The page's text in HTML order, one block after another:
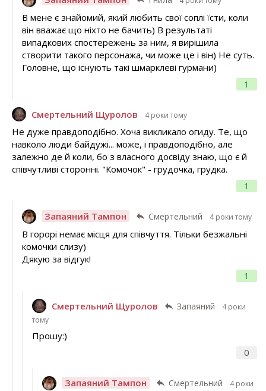
1
В мене є знайомий, який любить свої соплі їсти, коли
він вважає що ніхто не бачить) В результаті
випадкових спостережень за ним, я вирішила
створити такого персонажа, чи може це і він) Не суть.
Головне, що існують такі шмарклеві гурмани)
Смертельний Щуролов 4 роки тому
1
Не дуже правдоподібно. Хоча викликало огиду. Те, що
навколо люди байдужі... може, і правдоподібно, але
залежно де й коли, бо з власного досвіду знаю, що є й
співчутливі сторонні. "Комочок" - грудочка, грудка.
Запаяний Тампон Смертельний 4 роки тому
1
В горорі немає місця для співчуття. Тільки безжальні
комочки слизу)
Дякую за відгук!
Смертельний Щуролов Запаяний
4 роки
тому
0
Прошу:)
Запаяний Тампон Смертельний
4 роки